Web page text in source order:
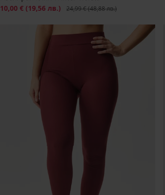
Намаление
10,00 € (19,56 лв.) Първоначална цена
24,99 €(48,88 лв.)